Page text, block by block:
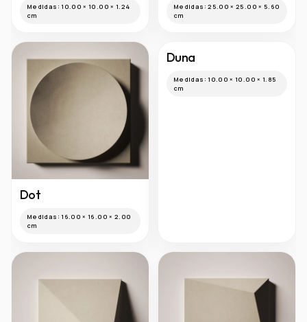
Medidas:10.00 × 10.00 × 1.24
cm
Medidas:25.00 × 25.00 × 5.60
cm
Dot
Medidas:16.00 × 16.00 × 2.00
cm
Duna
Medidas:10.00 × 10.00 × 1.85
cm